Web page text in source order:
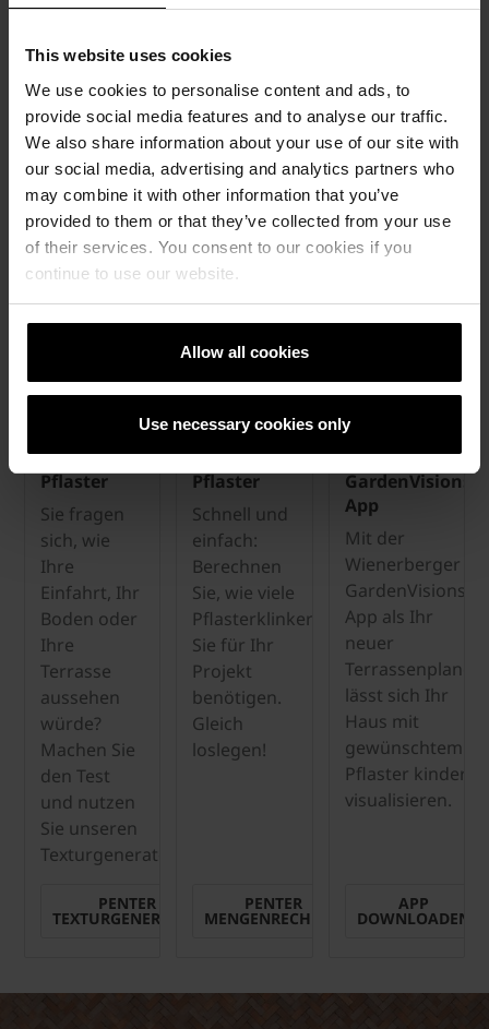
This website uses cookies
We use cookies to personalise content and ads, to
provide social media features and to analyse our traffic.
We also share information about your use of our site with
our social media, advertising and analytics partners who
may combine it with other information that you’ve
provided to them or that they’ve collected from your use
of their services. You consent to our cookies if you
continue to use our website.
Allow all cookies
Use necessary cookies only
Entdecken Sie
zahlreiche realisierte
Projekte, die zeigen
was mit unseren
Tonbaustoffen alles
möglich ist.
Tonbaustoffen von
Wienerberger
realisiert wurden.
Tools
TOOLS
Texturgenerator
Pflaster
Sie fragen
sich, wie
Ihre
Einfahrt, Ihr
Boden oder
Ihre
Terrasse
aussehen
würde?
Machen Sie
den Test
und nutzen
Sie unseren
Texturgenerator.
PENTER
TEXTURGENERATOR
Mengenrechner
Pflaster
Schnell und
einfach:
Berechnen
Sie, wie viele
Pflasterklinker
Sie für Ihr
Projekt
benötigen.
Gleich
loslegen!
PENTER
MENGENRECHNER
Die
GardenVisions
App
Mit der
Wienerberger
GardenVisions
App als Ihr
neuer
Terrassenplaner
lässt sich Ihr
Haus mit
gewünschtem
Pflaster
visualisieren.
APP
DOWNLOADEN
NEU